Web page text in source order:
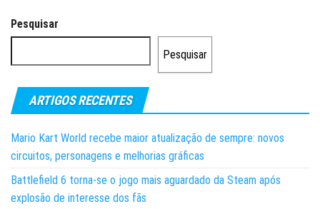
Pesquisar
Pesquisar
ARTIGOS RECENTES
Mario Kart World recebe maior atualização de sempre: novos
circuitos, personagens e melhorias gráficas
Battlefield 6 torna-se o jogo mais aguardado da Steam após
explosão de interesse dos fãs